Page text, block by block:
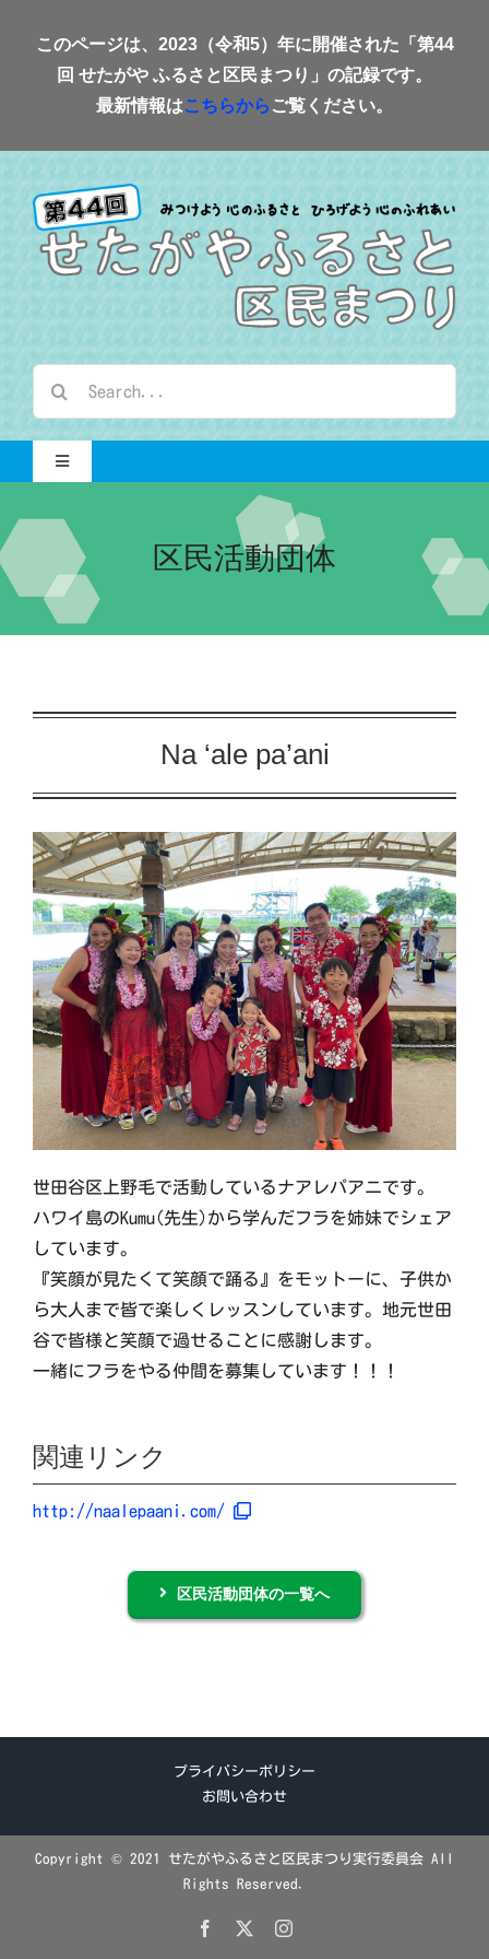
このページは、2023（令和5）年に開催された「第44
回 せたがや ふるさと区民まつり」の記録です。
最新情報はこちらから ご覧ください。
…
Toggle
Navigation
Home-2023-
イベント
実行委員会について
区民活動団体
Na ‘ale pa’ani
世田谷区上野毛で活動しているナアレパアニです。
ハワイ島のKumu(先生)から学んだフラを姉妹でシェア
しています。
『笑顔が見たくて笑顔で踊る』をモットーに、子供か
ら大人まで皆で楽しくレッスンしています。地元世田
谷で皆様と笑顔で過せることに感謝します。
一緒にフラをやる仲間を募集しています！！！
関連リンク
http://naalepaani.com/
区民活動団体の一覧へ
プライバシーポリシー
お問い合わせ
Copyright © 2021 せたがやふるさと区民まつり実行委員会 All
Rights Reserved.
Facebook Instagram